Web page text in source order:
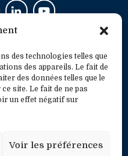
des technologies telles que
des appareils. Le fait de
des données telles que le
site. Le fait de ne pas
un effet négatif sur
Voir les préférences